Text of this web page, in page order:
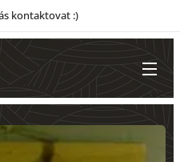
kontaktovat :)